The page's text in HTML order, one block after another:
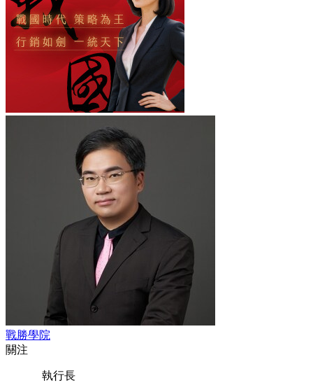
戰勝學院
關注
執行長